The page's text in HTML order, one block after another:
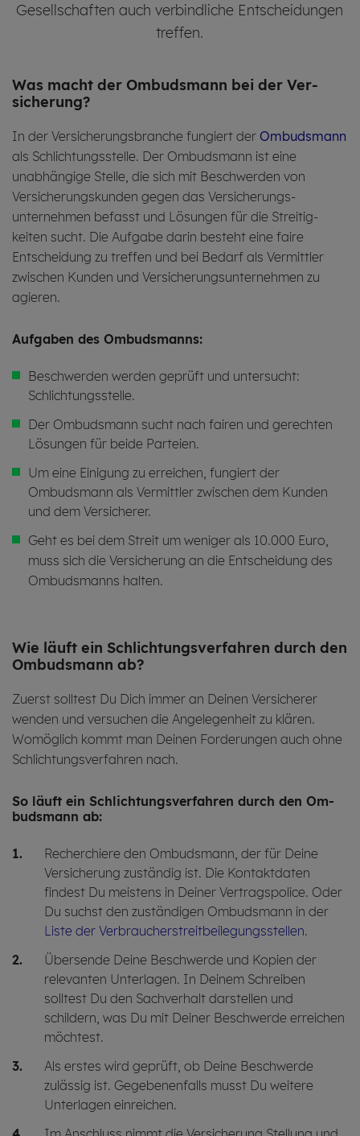
Gesellschaften auch verbindliche Entscheidungen
treffen.
Was macht der Ombuds­mann bei der Ver­
siche­rung?
In der Versicherungsbranche fungiert der Ombudsmann
als Schlichtungsstelle. Der Ombudsmann ist eine
unabhängige Stelle, die sich mit Beschwerden von
Versicherungs­kunden gegen das Versicherungs­
unternehmen befasst und Lösungen für die Streitig­
keiten sucht. Die Aufgabe darin besteht eine faire
Entscheidung zu treffen und bei Bedarf als Vermittler
zwischen Kunden und Versicherungs­unternehmen zu
agieren.
Auf­ga­ben des Om­buds­manns:
Beschwerden werden geprüft und untersucht:
Schlichtungsstelle.
Der Ombudsmann sucht nach fairen und gerechten
Lösungen für beide Parteien.
Um eine Einigung zu erreichen, fungiert der
Ombudsmann als Vermittler zwischen dem Kunden
und dem Versicherer.
Geht es bei dem Streit um weniger als 10.000 Euro,
muss sich die Ver­si­che­rung an die Entscheidung des
Ombudsmanns halten.
Wie läuft ein Schlich­tungs­ver­fah­ren durch den
Om­buds­mann ab?
Zuerst solltest Du Dich immer an Deinen Versicherer
wenden und versuchen die Angelegenheit zu klären.
Womöglich kommt man Deinen Forderungen auch ohne
Schlichtungsverfahren nach.
So läuft ein Schlich­tungs­ver­fah­ren durch den Om­
buds­mann ab:
Recherchiere den Ombudsmann, der für Deine
Versicherung zuständig ist. Die Kontaktdaten
findest Du meistens in Deiner Vertragspolice. Oder
Du suchst den zuständigen Ombudsmann in der
Liste der Verbraucherstreitbeilegungsstellen.
Übersende Deine Beschwerde und Kopien der
relevanten Unterlagen. In Deinem Schreiben
solltest Du den Sachverhalt darstellen und
schildern, was Du mit Deiner Beschwerde erreichen
möchtest.
Als erstes wird geprüft, ob Deine Beschwerde
zulässig ist. Gegebenenfalls musst Du weitere
Unterlagen einreichen.